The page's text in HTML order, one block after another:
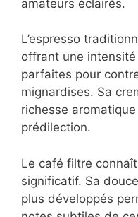
de café à
Le choix du café
l’expérience du
options qui
auprès des
L’espresso
classique, offrant
concentration
douceur des
onctueuse et sa